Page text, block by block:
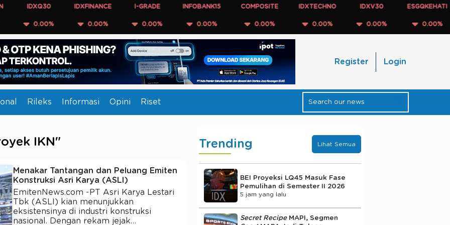
0.00%
IDXFINANCE
0.00%
I-GRADE
0.00%
INFOBANK15
0.00%
COMPOSITE
0.00%
IDXTECHNO
0.00%
IDXV30
0.00%
ESGQKEHATI
0.00%
Register Login
Rileks Informasi Opini Riset
IKN"
Menakar Tantangan dan Peluang Emiten
Konstruksi Asri Karya (ASLI)
EmitenNews.com -PT Asri Karya Lestari
Tbk (ASLI) kian menunjukkan
eksistensinya di industri konstruksi
nasional. Dengan rekam jejak…
Trending Lihat Semua
BEI Proyeksi LQ45 Masuk Fase
Pemulihan di Semester II 2026
5 jam yang lalu
Secret RecipeMAPI, Segmen